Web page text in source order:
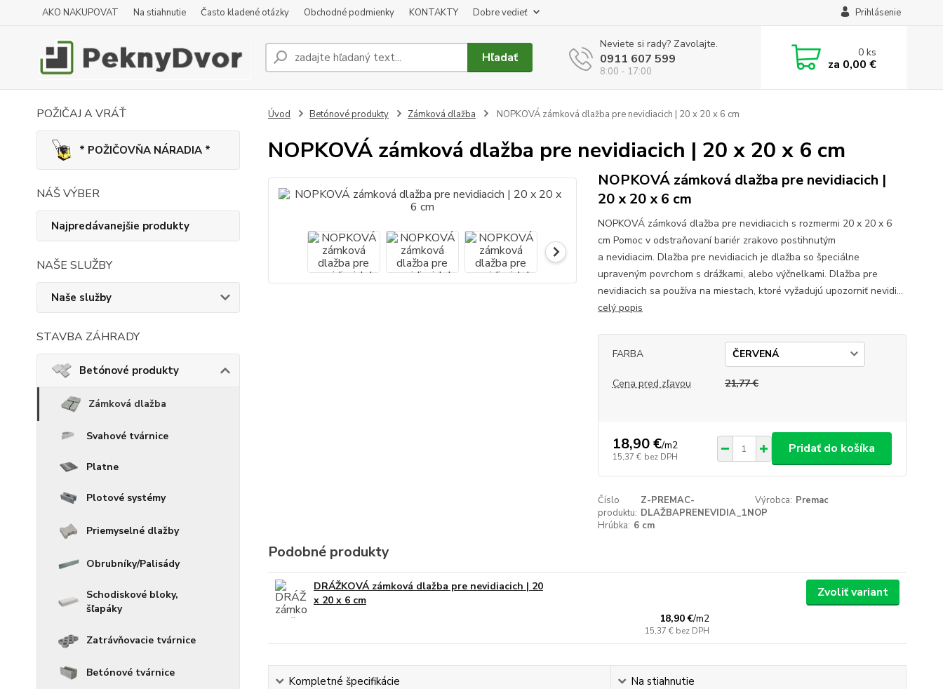
AKO NAKUPOVAT Na stiahnutie Často kladené otázky Obchodné podmienky KONTAKTY Dobre vedieť Prihlásenie
Hľadať
Neviete si rady? Zavolajte.
0911 607 599
8:00 - 17:00
0ks
za 0,00 €
POŽIČAJ A VRÁŤ
* POŽIČOVŇA NÁRADIA *
NÁŠ VÝBER
Najpredávanejšie produkty
NAŠE SLUŽBY
Naše služby
STAVBA ZÁHRADY
Betónové produkty
Zámková dlažba
Svahové tvárnice
Platne
Plotové systémy
Priemyselné dlažby
Obrubníky/Palisády
Schodiskové bloky,
šľapáky
Zatrávňovacie tvárnice
Betónové tvárnice
Úvod Betónové produkty Zámková dlažba NOPKOVÁ zámková dlažba pre nevidiacich | 20 x 20 x 6 cm
NOPKOVÁ zámková dlažba pre nevidiacich | 20 x 20 x 6 cm
NOPKOVÁ zámková dlažba pre nevidiacich |
20 x 20 x 6 cm
NOPKOVÁ zámková dlažba pre nevidiacich s rozmermi 20 x 20 x 6
cm Pomoc v odstraňovaní bariér zrakovo postihnutým
a nevidiacim. Dlažba pre nevidiacich je dlažba so špeciálne
upraveným povrchom s drážkami, alebo výčnelkami. Dlažba pre
nevidiacich sa používa na miestach, ktoré vyžadujú upozorniť nevidi...
celý popis
FARBA
Cena pred zľavou 21,77 €
18,90 €/m2
15,37 € bez DPH
Pridať do košíka
Číslo
produktu:
Z-PREMAC-
DLAŽBAPRENEVIDIA_1NOP
Výrobca: Premac
Hrúbka: 6 cm
Podobné produkty
DRÁŽKOVÁ zámková dlažba pre nevidiacich | 20
x 20 x 6 cm
18,90 €/m2
15,37 € bez DPH
Zvoliť variant
Kompletné špecifikácie Na stiahnutie